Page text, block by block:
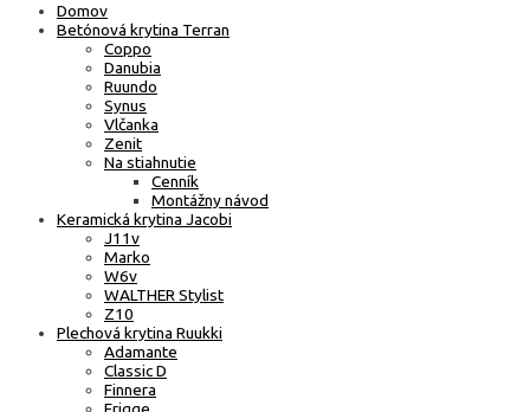
Domov
Betónová krytina Terran
Coppo
Danubia
Ruundo
Synus
Vlčanka
Zenit
Na stiahnutie
Cenník
Montážny návod
Keramická krytina Jacobi
J11v
Marko
W6v
WALTHER Stylist
Z10
Plechová krytina Ruukki
Adamante
Classic D
Finnera